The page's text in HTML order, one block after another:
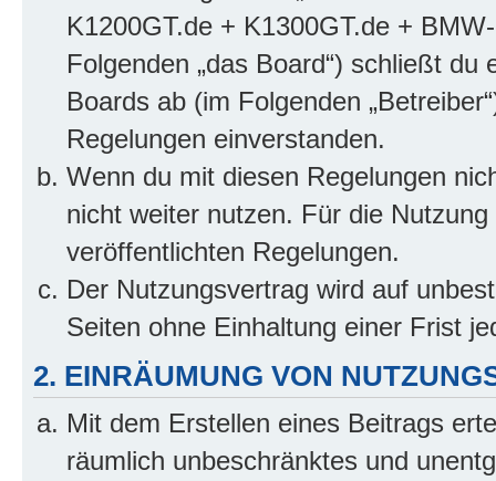
K1200GT.de + K1300GT.de +
Folgenden „das Board“) schließt
Boards ab (im Folgenden
Regelungen einverstanden.
Wenn du mit diesen Regelungen
nicht weiter nutzen. Für die
veröffentlichten Regelungen.
Der Nutzungsvertrag wird auf
Seiten ohne Einhaltung einer Frist
2. EINRÄUMUNG VON
Mit dem Erstellen eines Beitrags
räumlich unbeschränktes und